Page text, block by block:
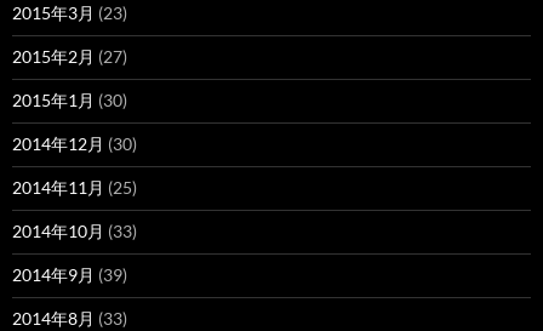
2015年3月 (23)
2015年2月 (27)
2015年1月 (30)
2014年12月 (30)
2014年11月 (25)
2014年10月 (33)
2014年9月 (39)
2014年8月 (33)